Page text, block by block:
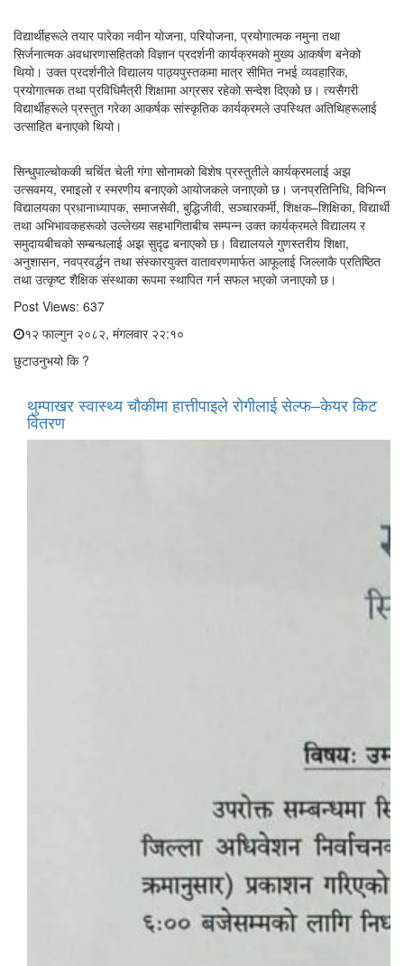
विद्यार्थीहरूले तयार पारेका नवीन योजना, परियोजना, प्रयोगात्मक नमुना तथा
सिर्जनात्मक अवधारणासहितको विज्ञान प्रदर्शनी कार्यक्रमको मुख्य आकर्षण बनेको
थियो। उक्त प्रदर्शनीले विद्यालय पाठ्यपुस्तकमा मात्र सीमित नभई व्यवहारिक,
प्रयोगात्मक तथा प्रविधिमैत्री शिक्षामा अग्रसर रहेको सन्देश दिएको छ। त्यसैगरी
विद्यार्थीहरूले प्रस्तुत गरेका आकर्षक सांस्कृतिक कार्यक्रमले उपस्थित अतिथिहरूलाई
उत्साहित बनाएको थियो।
सिन्धुपाल्चोककी चर्चित चेली गंगा सोनामको विशेष प्रस्तुतीले कार्यक्रमलाई अझ
उत्सवमय, रमाइलो र स्मरणीय बनाएको आयोजकले जनाएको छ। जनप्रतिनिधि, विभिन्न
विद्यालयका प्रधानाध्यापक, समाजसेवी, बुद्धिजीवी, सञ्चारकर्मी, शिक्षक–शिक्षिका, विद्यार्थी
तथा अभिभावकहरूको उल्लेख्य सहभागिताबीच सम्पन्न उक्त कार्यक्रमले विद्यालय र
समुदायबीचको सम्बन्धलाई अझ सुदृढ बनाएको छ। विद्यालयले गुणस्तरीय शिक्षा,
अनुशासन, नवप्रवर्द्धन तथा संस्कारयुक्त वातावरणमार्फत आफूलाई जिल्लाकै प्रतिष्ठित
तथा उत्कृष्ट शैक्षिक संस्थाका रूपमा स्थापित गर्न सफल भएको जनाएको छ।
Post Views: 637
१२ फाल्गुन २०८२, मंगलवार २२:१०
छुटाउनुभयो कि ?
थुम्पाखर स्वास्थ्य चौकीमा हात्तीपाइले रोगीलाई सेल्फ–केयर किट
वितरण